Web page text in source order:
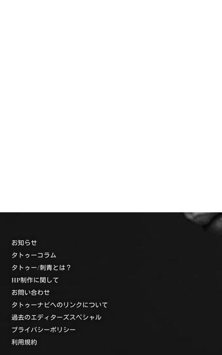
お知らせ
タトゥーコラム
タトゥー/刺青とは？
HP制作に関して
お問い合わせ
タトゥーナビへのリンクについて
過去のエディターズスペシャル
プライバシーポリシー
利用規約